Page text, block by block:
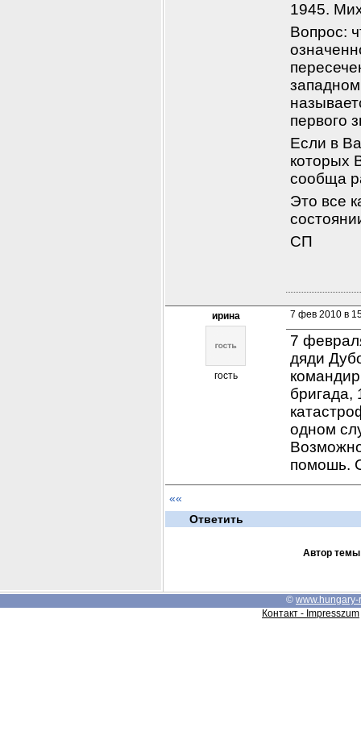
1945.
Вопрос:
первого
Если в
которых
сообща
Это все
СП
ирина
гость
7 фев 2010 в
7
дяди
бригада,
одном
помошь.
««
Ответить
Автор темы
© www.hungary-
Контакт - Impresszum